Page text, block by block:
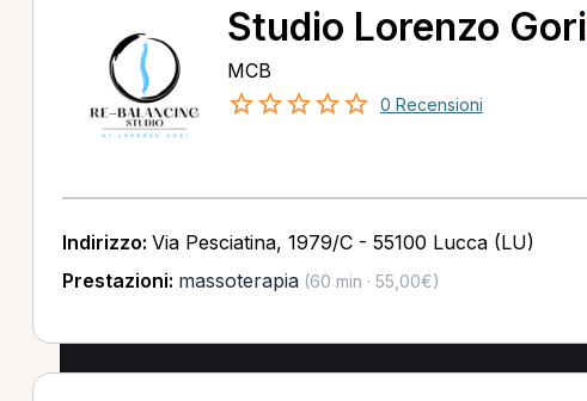
Studio Lorenzo Gori
MCB
0 Recensioni
Indirizzo: Via Pesciatina, 1979/C - 55100 Lucca (LU)
Prestazioni: massoterapia(60 min · 55,00€)